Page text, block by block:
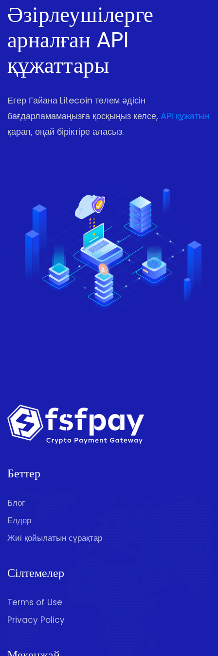
Әзірлеушілерге
арналған API
құжаттары
Егер Гайана Litecoin төлем әдісін
бағдарламамаңызға қосқыңыз келсе, API құжатын
қарап, оңай біріктіре аласыз.
Беттер
Блог
Елдер
Жиі қойылатын сұрақтар
Сілтемелер
Terms of Use
Privacy Policy